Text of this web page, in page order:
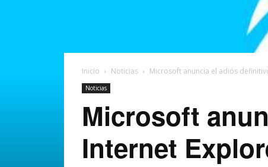
Inicio Noticias Microsoft anuncia el adiós
Noticias
Microsoft
Internet